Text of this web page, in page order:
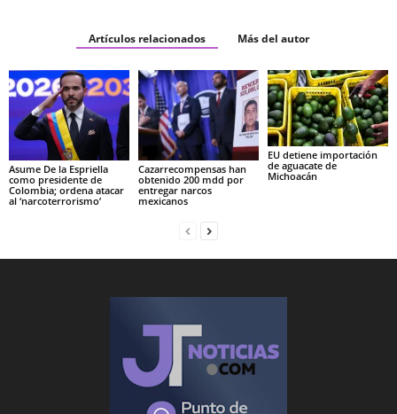
Artículos relacionados Más del autor
Asume De la Espriella
como presidente de
Colombia; ordena atacar
al ‘narcoterrorismo’
Cazarrecompensas han
obtenido 200 mdd por
entregar narcos
mexicanos
EU detiene importación
de aguacate de
Michoacán